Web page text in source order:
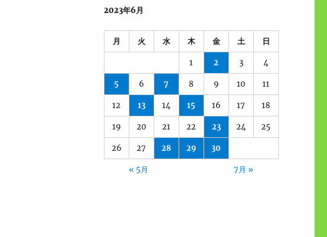
2023年6月
月 火 水 木 金 土 日
1 2 3 4
5 6 7 8 9 10 11
12 13 14 15 16 17 18
19 20 21 22 23 24 25
26 27 28 29 30
« 5月 7月 »